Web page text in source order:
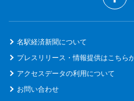
名駅経済新聞について
プレスリリース・情報提供はこちら
アクセスデータの利用について
お問い合わせ